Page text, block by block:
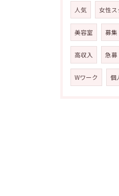
人気 女性ス
美容室 募集
高収入 急募
Wワーク 個